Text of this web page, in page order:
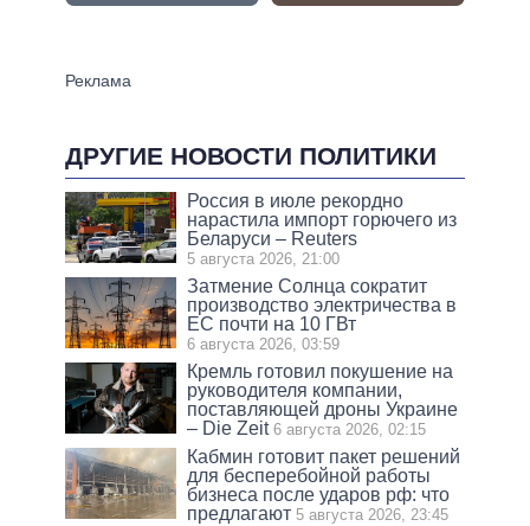
ДРУГИЕ НОВОСТИ ПОЛИТИКИ
Россия в июле рекордно
нарастила импорт горючего из
Беларуси – Reuters
5 августа 2026, 21:00
Затмение Солнца сократит
производство электричества в
ЕС почти на 10 ГВт
6 августа 2026, 03:59
Кремль готовил покушение на
руководителя компании,
поставляющей дроны Украине
– Die Zeit 6 августа 2026, 02:15
Кабмин готовит пакет решений
для бесперебойной работы
бизнеса после ударов рф: что
предлагают 5 августа 2026, 23:45